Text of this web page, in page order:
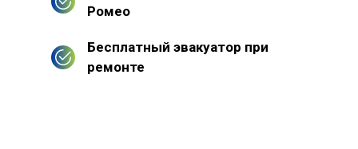
Ромео
Бесплатный эвакуатор при
ремонте